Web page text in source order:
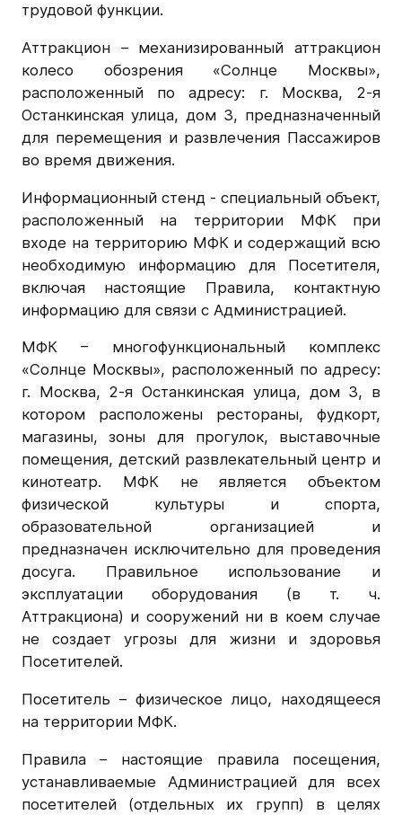
трудовой функции.
Аттракцион – механизированный аттракцион
колесо обозрения «Солнце Москвы»,
расположенный по адресу: г. Москва, 2-я
Останкинская улица, дом 3, предназначенный
для перемещения и развлечения Пассажиров
во время движения.
Информационный стенд - специальный объект,
расположенный на территории МФК при
входе на территорию МФК и содержащий всю
необходимую информацию для Посетителя,
включая настоящие Правила, контактную
информацию для связи с Администрацией.
МФК – многофункциональный комплекс
«Солнце Москвы», расположенный по адресу:
г. Москва, 2-я Останкинская улица, дом 3, в
котором расположены рестораны, фудкорт,
магазины, зоны для прогулок, выставочные
помещения, детский развлекательный центр и
кинотеатр. МФК не является объектом
физической культуры и спорта,
образовательной организацией и
предназначен исключительно для проведения
досуга. Правильное использование и
эксплуатации оборудования (в т. ч.
Аттракциона) и сооружений ни в коем случае
не создает угрозы для жизни и здоровья
Посетителей.
Посетитель – физическое лицо, находящееся
на территории МФК.
Правила – настоящие правила посещения,
устанавливаемые Администрацией для всех
посетителей (отдельных их групп) в целях